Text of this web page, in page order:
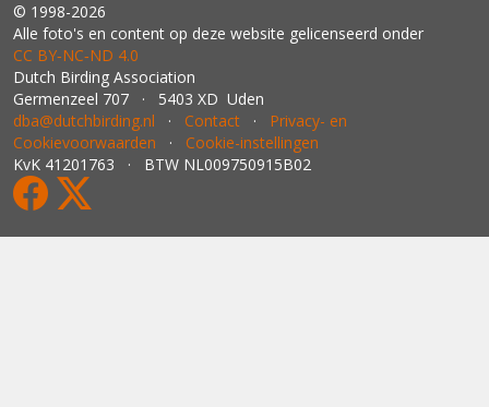
© 1998-2026
Alle foto's en content op deze website gelicenseerd onder
CC BY‑NC‑ND 4.0
Dutch Birding Association
Germenzeel 707 · 5403 XD Uden
dba@dutchbirding.nl · Contact · Privacy- en
Cookievoorwaarden · Cookie-instellingen
KvK 41201763 · BTW NL009750915B02